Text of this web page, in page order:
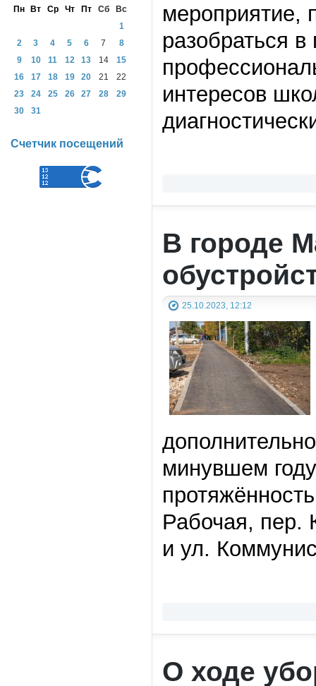
мероприятие,
разобраться
интересов
В городе
25.10.2023, 12:12
минувшем
Рабочая, пер.
и ул.
О ходе
Пн
Вт Ср Чт Пт Сб
Вс
1
2
3 4 5 6 7
8
9
10 11 12 13 14
15
16
17 18 19 20 21
22
23
24 25 26 27 28
29
30
31
Счетчик посещений